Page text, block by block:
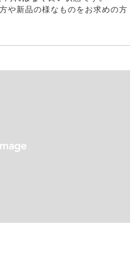
や新品の様なものをお求めの方